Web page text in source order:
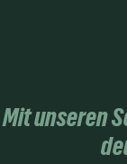
Mit unseren